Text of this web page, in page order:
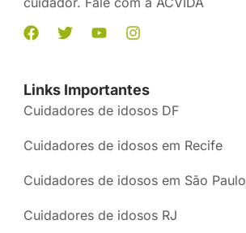
Links Importantes
Cuidadores de idosos DF
Cuidadores de idosos em Recife
Cuidadores de idosos em São Paulo
Cuidadores de idosos RJ